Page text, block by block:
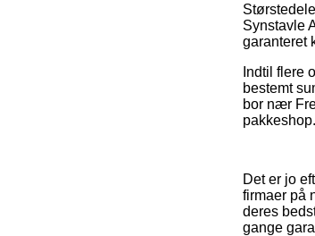
Synstavle
garanteret
Indtil flere
bestemt
bor nær
pakkeshop.
Det er jo
firmaer på
deres
gange